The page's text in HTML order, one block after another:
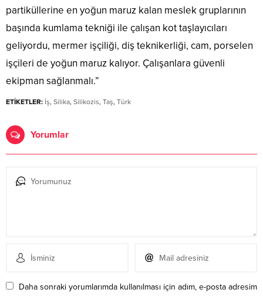
partiküllerine en yoğun maruz kalan meslek gruplarının
başında kumlama tekniği ile çalışan kot taşlayıcıları
geliyordu, mermer işçiliği, diş teknikerliği, cam, porselen
işçileri de yoğun maruz kalıyor. Çalışanlara güvenli
ekipman sağlanmalı.”
ETİKETLER: İş, Silika, Silikozis, Taş, Türk
Yorumlar
Daha sonraki yorumlarımda kullanılması için adım, e-posta adresim